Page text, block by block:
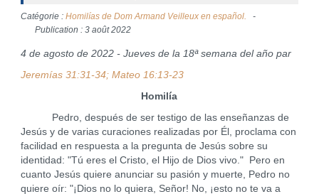
Catégorie : Homilías de Dom Armand Veilleux en español.
Publication : 3 août 2022
4 de agosto de 2022 - Jueves de la 18ª semana del año par
Jeremías 31:31-34; Mateo 16:13-23
Homilía
Pedro, después de ser testigo de las enseñanzas de
Jesús y de varias curaciones realizadas por Él, proclama con
facilidad en respuesta a la pregunta de Jesús sobre su
identidad: "Tú eres el Cristo, el Hijo de Dios vivo." Pero en
cuanto Jesús quiere anunciar su pasión y muerte, Pedro no
quiere oír: "¡Dios no lo quiera, Señor! No, ¡esto no te va a